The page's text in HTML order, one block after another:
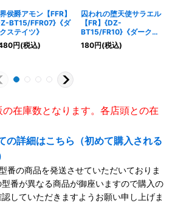
侯爵アモン【FFR】
BT15/FFR07}《ダ
ステイツ》
円(税込)
囚われの堕天使サラエル
【FR】{DZ-
BT15/FR10}《ダークス
テイツ》
180円(税込)
在庫数となります。各店頭との在
の詳細はこちら（初めて購入される
番の商品を発送させていただいておりま
番が異なる商品が御座いますので購入の
していただきますようお願い申し上げま